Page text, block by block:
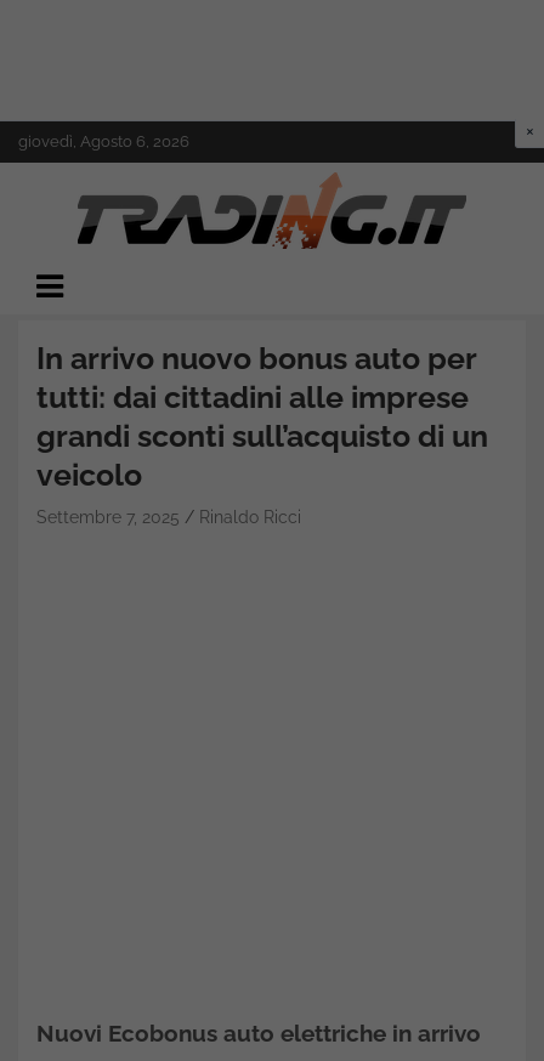
Skip
to
giovedì, Agosto 6, 2026
Trading.it
In arrivo nuovo bonus auto per
tutti: dai cittadini alle imprese
grandi sconti sull’acquisto di un
veicolo
Settembre 7, 2025 Rinaldo Ricci
Nuovi Ecobonus auto elettriche in arrivo